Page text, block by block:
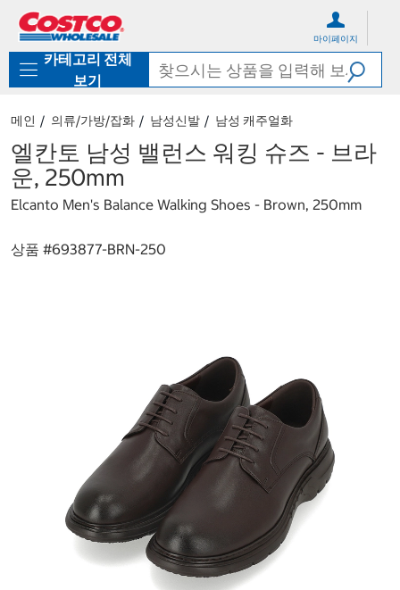
로
기
가
마이페이지
카테고리 전체
보기
메인 의류/가방/잡화 남성신발 남성 캐주얼화
엘칸토 남성 밸런스 워킹 슈즈 - 브라
운, 250mm
Elcanto Men's Balance Walking Shoes - Brown, 250mm
상품 #693877-BRN-250